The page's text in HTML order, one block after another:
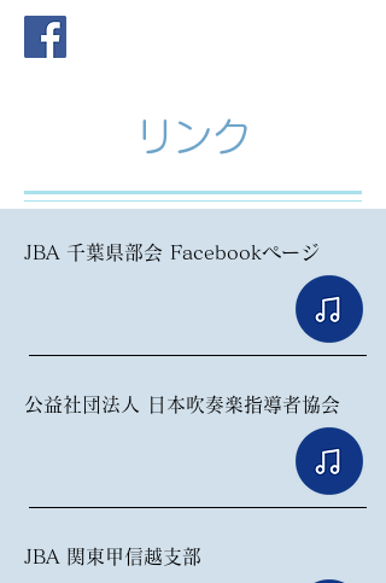
リンク
JBA 千葉県部会 Facebookページ
公益社団法人 日本吹奏楽指導者協会
JBA 関東甲信越支部